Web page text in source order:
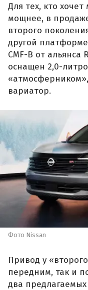
Для тех, кто
мощнее, в
второго
другой
CMF-B от
оснащен 2,0-
вариатор.
Фото Nissan
Привод у
передним, так и
два